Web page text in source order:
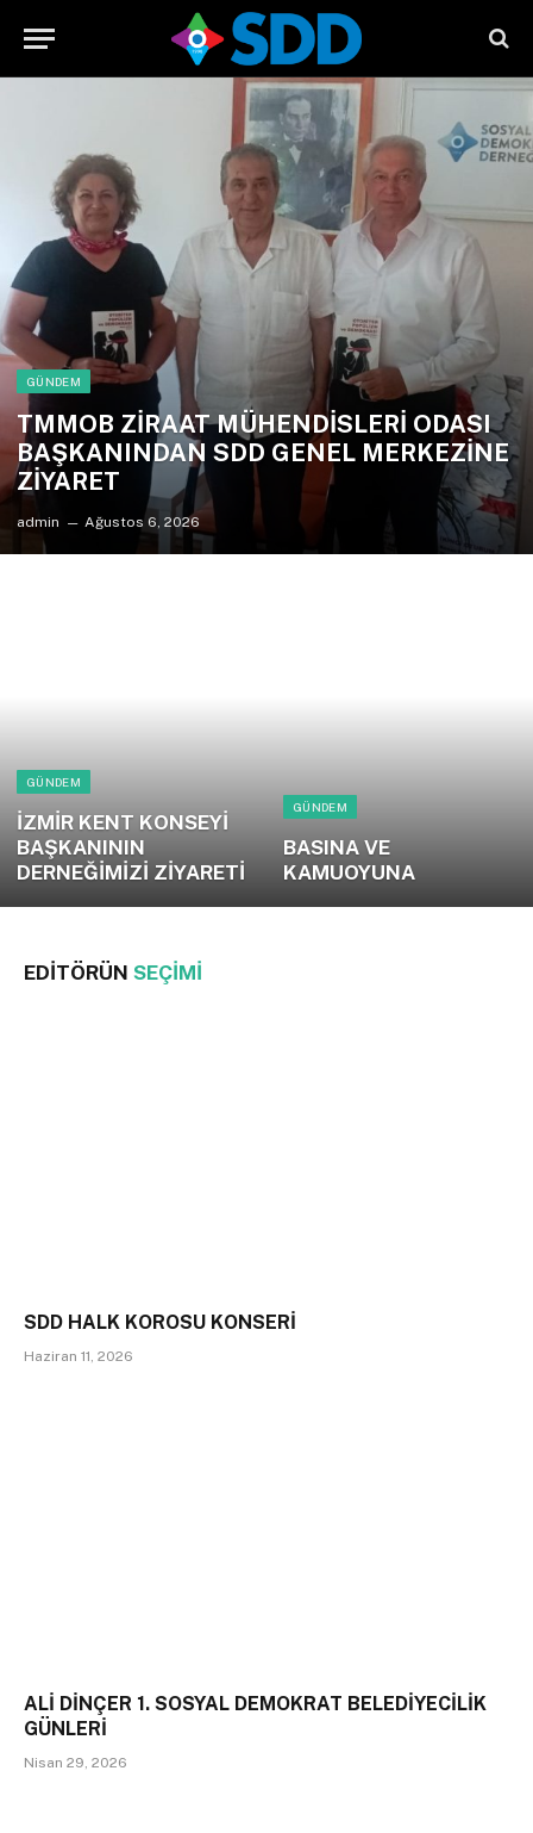
GÜNDEM
TMMOB ZİRAAT MÜHENDİSLERİ ODASI
BAŞKANINDAN SDD GENEL MERKEZİNE
ZİYARET
admin Ağustos 6, 2026
GÜNDEM
İZMİR KENT KONSEYİ
BAŞKANININ
DERNEĞİMİZİ ZİYARETİ
GÜNDEM
BASINA VE
KAMUOYUNA
EDITÖRÜN SEÇIMI
SDD HALK KOROSU KONSERİ
Haziran 11, 2026
ALİ DİNÇER 1. SOSYAL DEMOKRAT BELEDİYECİLİK
GÜNLERİ
Nisan 29, 2026